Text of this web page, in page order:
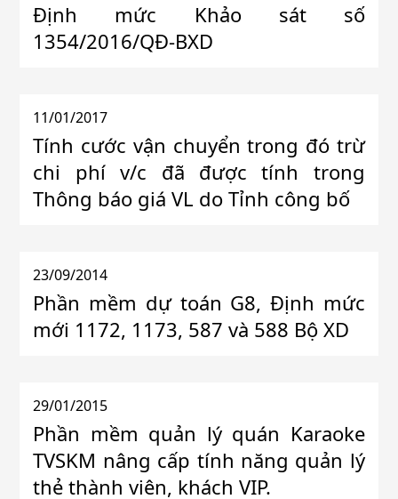
Định mức Khảo sát số
1354/2016/QĐ-BXD
11/01/2017
Tính cước vận chuyển trong đó trừ
chi phí v/c đã được tính trong
Thông báo giá VL do Tỉnh công bố
23/09/2014
Phần mềm dự toán G8, Định mức
mới 1172, 1173, 587 và 588 Bộ XD
29/01/2015
Phần mềm quản lý quán Karaoke
TVSKM nâng cấp tính năng quản lý
thẻ thành viên, khách VIP.